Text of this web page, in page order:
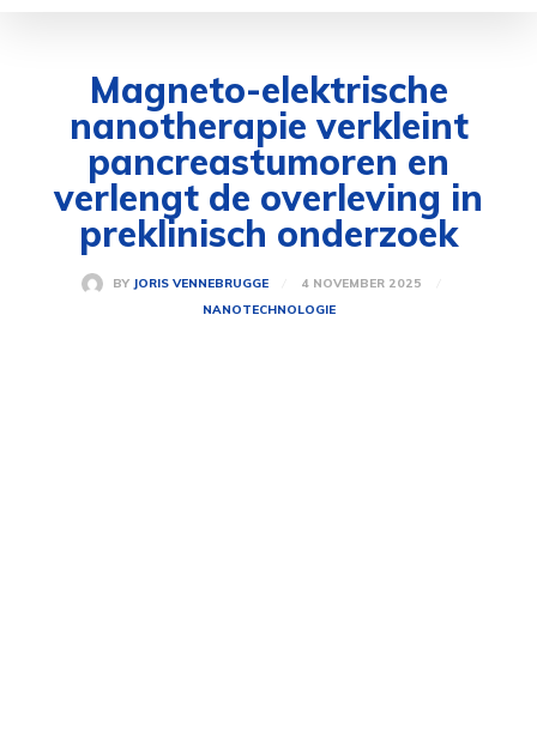
Magneto-elektrische
nanotherapie verkleint
pancreastumoren en
verlengt de overleving in
preklinisch onderzoek
BY JORIS VENNEBRUGGE
4 NOVEMBER 2025
NANOTECHNOLOGIE